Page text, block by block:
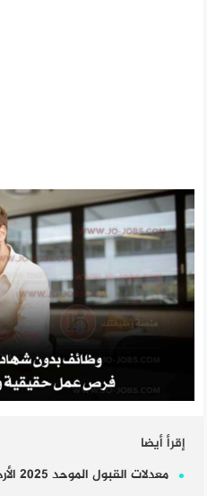
إقرأ أيضا
معدلات القبول الموحد 2025 الأردن